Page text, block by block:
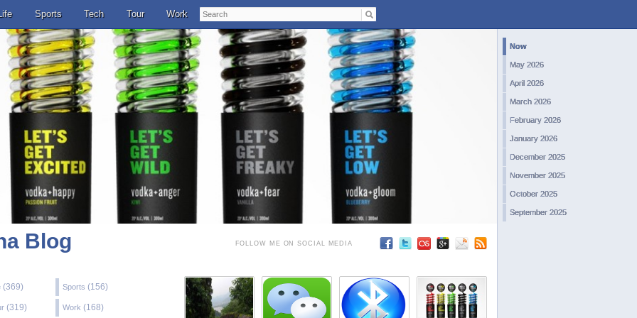
Sports Tech Tour Work
Now
May 2026
April 2026
March 2026
February 2026
January 2026
December 2025
November 2025
October 2025
September 2025
Search
Blog
(369) Sports (156)
(319) Work (168)
FOLLOW ME ON SOCIAL MEDIA